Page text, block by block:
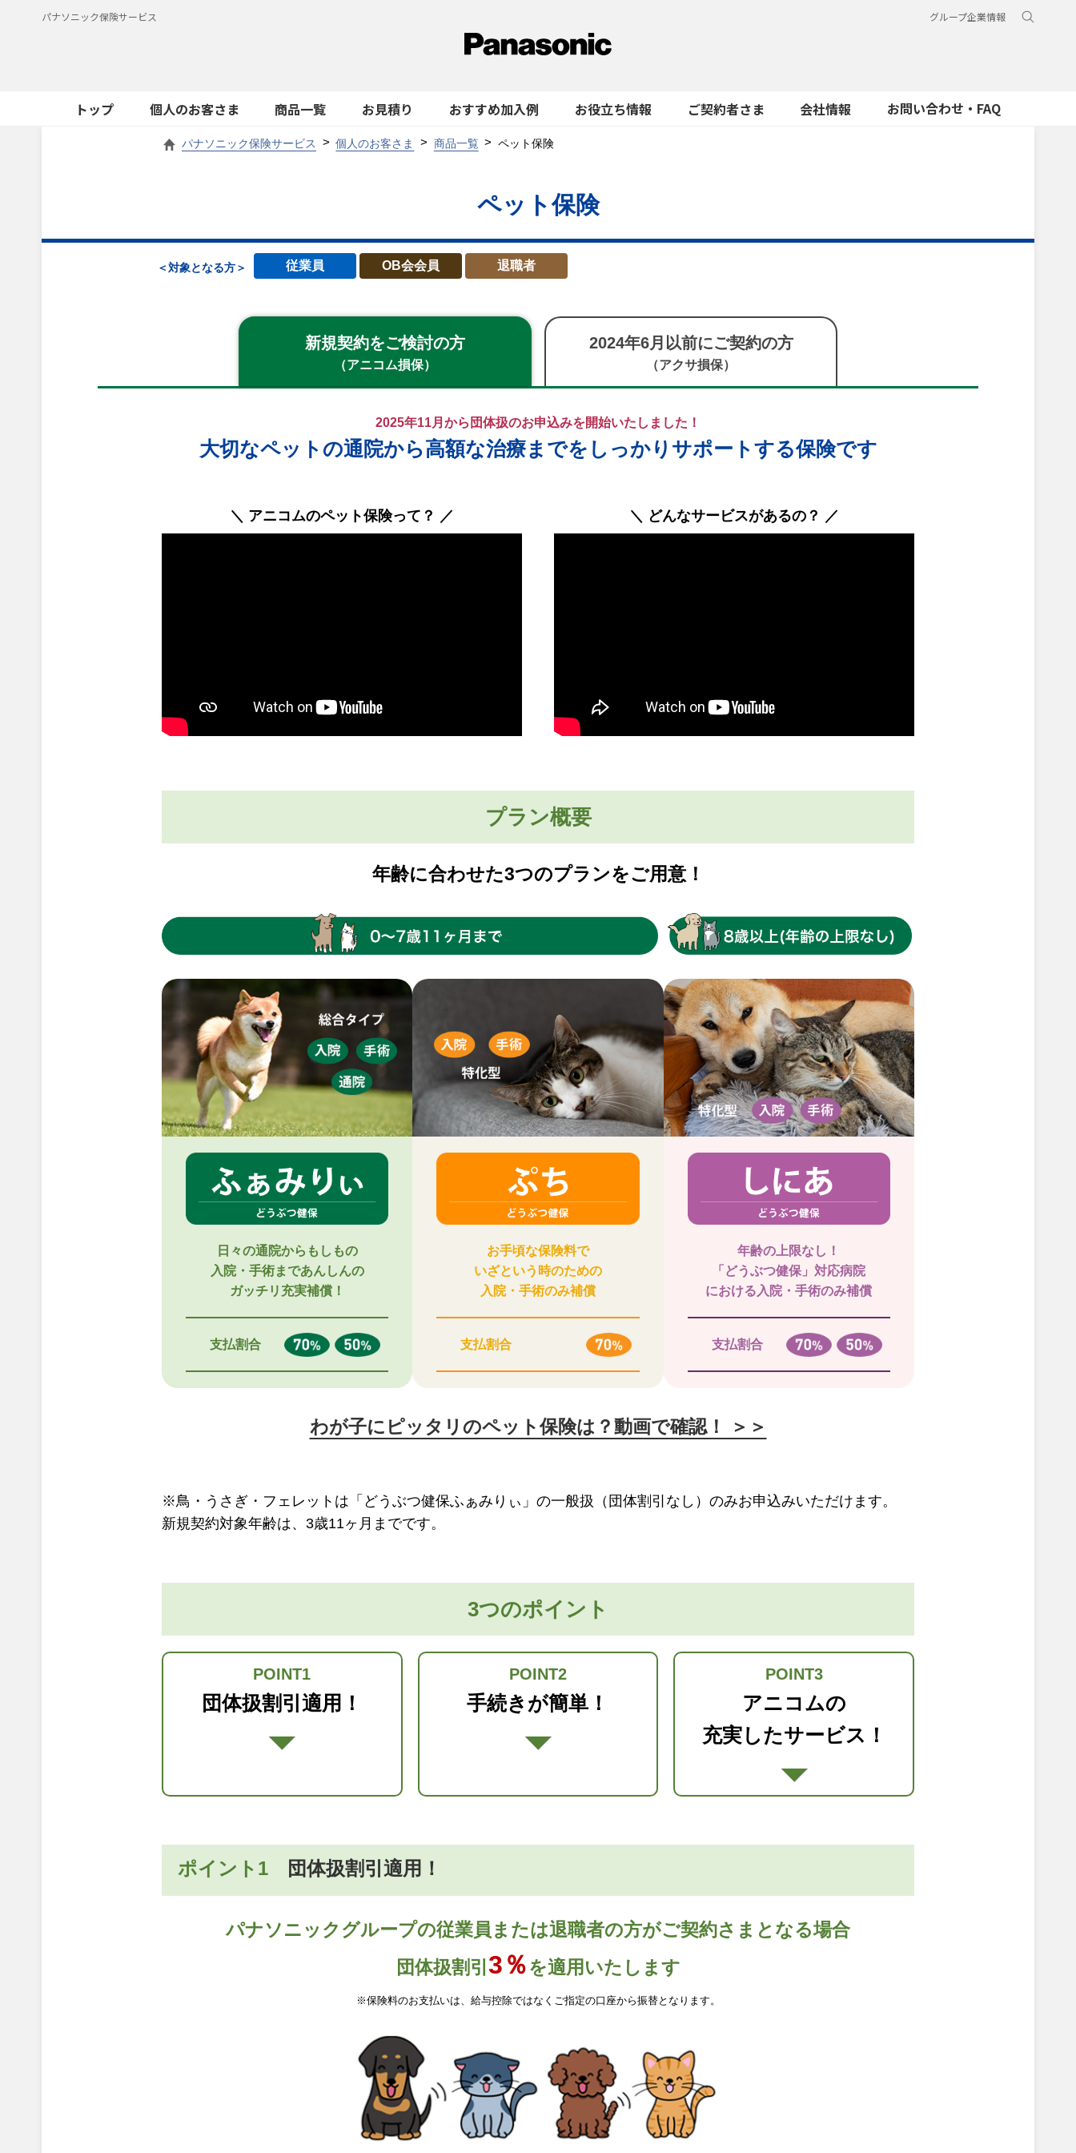
パナソニック保険サービス グループ企業情報
トップ 個人のお客さま 商品一覧 お見積り おすすめ加入例 お役立ち情報 ご契約者さま 会社情報 お問い合わせ・FAQ
パナソニック保険サービス 個人のお客さま 商品一覧 ペット保険
ペット保険
＜対象となる方＞ 従業員 OB会会員 退職者
新規契約をご検討の方
（アニコム損保）
2024年6月 以前にご契約の方
（アクサ損保）
2025年11月から団体扱のお申込みを開始いたしました！
大切なペットの通院から高額な治療までをしっかりサポートする保険です
＼ アニコムのペット保険って？ ／ ＼ どんなサービスがあるの？ ／
プラン概要
年齢に合わせた3つのプランをご用意！
日々の通院からもしもの
入院・手術まであんしんの
ガッチリ充実補償！
支払割合
お手頃な保険料で
いざという時のための
入院・手術のみ補償
支払割合
年齢の上限なし！
「どうぶつ健保」対応病院
における入院・手術のみ補償
支払割合
わが子にピッタリのペット保険は？動画で確認！ ＞＞
※鳥・うさぎ・フェレットは「どうぶつ健保ふぁみりぃ」の一般扱（団体割引なし）のみお申込みいただけます。
新規契約対象年齢は、3歳11ヶ月までです。
3つのポイント
POINT1
団体扱割引適用！
POINT2
手続きが簡単！
POINT3
アニコムの
充実したサービス！
ポイント1 団体扱割引適用！
パナソニックグループの従業員または退職者の方がご契約さまとなる場合
団体扱割引 3％ を適用いたします
※保険料のお支払いは、給与控除ではなくご指定の口座から振替となります。